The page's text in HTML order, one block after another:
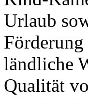
Urlaub
ländliche
Qualität